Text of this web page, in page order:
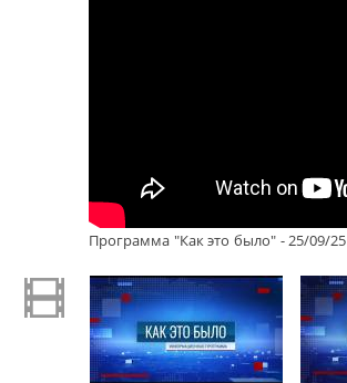
Программа "Как это было" - 25/09/25